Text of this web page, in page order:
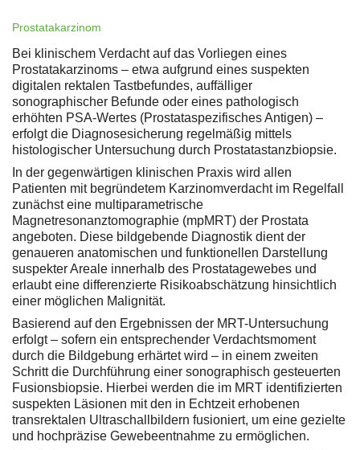
Prostatakarzinom
Bei klinischem Verdacht auf das Vorliegen eines
Prostatakarzinoms – etwa aufgrund eines suspekten
digitalen rektalen Tastbefundes, auffälliger
sonographischer Befunde oder eines pathologisch
erhöhten PSA-Wertes (Prostataspezifisches Antigen) –
erfolgt die Diagnosesicherung regelmäßig mittels
histologischer Untersuchung durch Prostatastanzbiopsie.
In der gegenwärtigen klinischen Praxis wird allen
Patienten mit begründetem Karzinomverdacht im Regelfall
zunächst eine multiparametrische
Magnetresonanztomographie (mpMRT) der Prostata
angeboten. Diese bildgebende Diagnostik dient der
genaueren anatomischen und funktionellen Darstellung
suspekter Areale innerhalb des Prostatagewebes und
erlaubt eine differenzierte Risikoabschätzung hinsichtlich
einer möglichen Malignität.
Basierend auf den Ergebnissen der MRT-Untersuchung
erfolgt – sofern ein entsprechender Verdachtsmoment
durch die Bildgebung erhärtet wird – in einem zweiten
Schritt die Durchführung einer sonographisch gesteuerten
Fusionsbiopsie. Hierbei werden die im MRT identifizierten
suspekten Läsionen mit den in Echtzeit erhobenen
transrektalen Ultraschallbildern fusioniert, um eine gezielte
und hochpräzise Gewebeentnahme zu ermöglichen.